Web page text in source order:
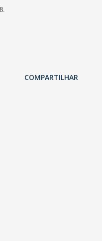
COMPARTILHAR